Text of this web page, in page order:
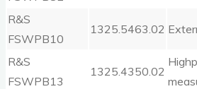
R&S
FSWPB10
1325.5463.02
R&S
FSWPB13
1325.4350.02